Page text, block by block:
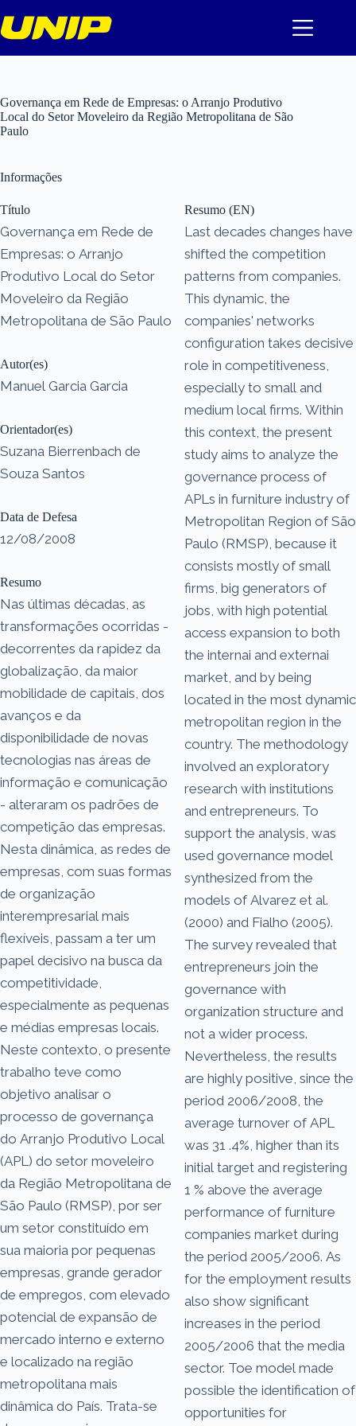
para
o
Governança em Rede de Empresas: o Arranjo Produtivo
Local do Setor Moveleiro da Região Metropolitana de São
Paulo
Informações
Título
Governança em Rede de
Empresas: o Arranjo
Produtivo Local do Setor
Moveleiro da Região
Metropolitana de São Paulo
Autor(es)
Manuel Garcia Garcia
Orientador(es)
Suzana Bierrenbach de
Souza Santos
Data de Defesa
12/08/2008
Resumo
Nas últimas décadas, as
transformações ocorridas -
decorrentes da rapidez da
globalização, da maior
mobilidade de capitais, dos
avanços e da
disponibilidade de novas
tecnologias nas áreas de
informação e comunicação
- alteraram os padrões de
competição das empresas.
Nesta dinâmica, as redes de
empresas, com suas formas
de organização
interempresarial mais
flexíveis, passam a ter um
papel decisivo na busca da
competitividade,
especialmente as pequenas
e médias empresas locais.
Neste contexto, o presente
trabalho teve como
objetivo analisar o
processo de governança
do Arranjo Produtivo Local
(APL) do setor moveleiro
da Região Metropolitana de
São Paulo (RMSP), por ser
um setor constituído em
sua maioria por pequenas
empresas, grande gerador
de empregos, com elevado
potencial de expansão de
mercado interno e externo
e localizado na região
metropolitana mais
dinâmica do País. Trata-se
Resumo (EN)
Last decades changes have
shifted the competition
patterns from companies.
This dynamic, the
companies' networks
configuration takes decisive
role in competitiveness,
especially to small and
medium local firms. Within
this context, the present
study aims to analyze the
governance process of
APLs in furniture industry of
Metropolitan Region of São
Paulo (RMSP), because it
consists mostly of small
firms, big generators of
jobs, with high potential
access expansion to both
the internai and externai
market, and by being
located in the most dynamic
metropolitan region in the
country. The methodology
involved an exploratory
research with institutions
and entrepreneurs. To
support the analysis, was
used governance model
synthesized from the
models of Alvarez et al.
(2000) and Fialho (2005).
The survey revealed that
entrepreneurs join the
governance with
organization structure and
not a wider process.
Nevertheless, the results
are highly positive, since the
period 2006/2008, the
average turnover of APL
was 31 .4%, higher than its
initial target and registering
1 % above the average
performance of furniture
companies market during
the period 2005/2006. As
for the employment results
also show significant
increases in the period
2005/2006 that the media
sector. Toe model made
possible the identification of
opportunities for